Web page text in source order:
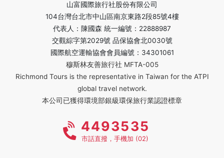
山富國際旅行社股份有限公司
104台灣台北市中山區南京東路2段85號4樓
代表人：陳國森 統一編號：22888987
交觀綜字第2029號 品保協會北0030號
國際航空運輸協會會員編號：34301061
穆斯林友善旅行社 MFTA-005
Richmond Tours is the representative in Taiwan for the ATPI
global travel network.
本公司已獲得環境部銀級環保旅行業認證標章
4493535
市話直撥，手機加 (02)